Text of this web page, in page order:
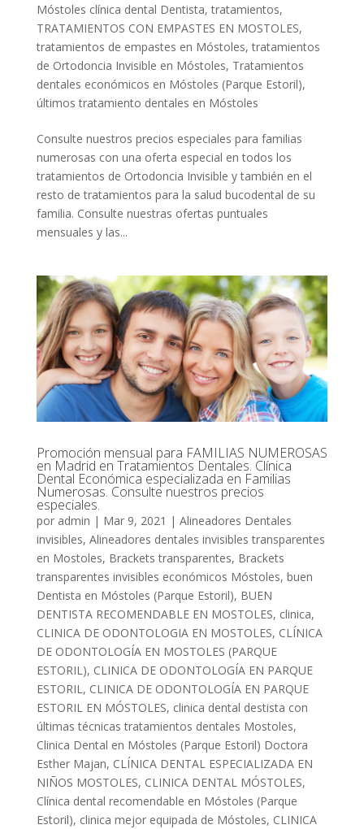
Móstoles clínica dental Dentista,tratamientos,
TRATAMIENTOS CON EMPASTES EN MOSTOLES,
tratamientos de empastes en Móstoles,tratamientos
de Ortodoncia Invisible en Móstoles, Tratamientos
dentales económicos en Móstoles (Parque Estoril),
últimos tratamiento dentales en Móstoles
Consulte nuestros precios especiales para familias
numerosas con una oferta especial en todos los
tratamientos de Ortodoncia Invisible y también en el
resto de tratamientos para la salud bucodental de su
familia. Consulte nuestras ofertas puntuales
mensuales y las...
Promoción mensual para FAMILIAS NUMEROSAS
en Madrid en Tratamientos Dentales. Clínica
Dental Económica especializada en Familias
Numerosas. Consulte nuestros precios
especiales.
por admin | Mar 9, 2021 | Alineadores Dentales
invisibles, Alineadores dentales invisibles transparentes
en Mostoles, Brackets transparentes, Brackets
transparentes invisibles económicos Móstoles, buen
Dentista en Móstoles (Parque Estoril), BUEN
DENTISTA RECOMENDABLE EN MOSTOLES, clinica,
CLINICA DE ODONTOLOGIA EN MOSTOLES, CLÍNICA
DE ODONTOLOGÍA EN MOSTOLES (PARQUE
ESTORIL), CLINICA DE ODONTOLOGÍA EN PARQUE
ESTORIL , CLINICA DE ODONTOLOGÍA EN PARQUE
ESTORIL EN MÓSTOLES, clinica dental destista con
últimas técnicas tratamientos dentales Mostoles,
Clinica Dental en Móstoles (Parque Estoril) Doctora
Esther Majan, CLÍNICA DENTAL ESPECIALIZADA EN
NIÑOS MOSTOLES, CLINICA DENTAL MÓSTOLES,
Clínica dental recomendable en Móstoles (Parque
Estoril), clinica mejor equipada de Móstoles, CLINICA